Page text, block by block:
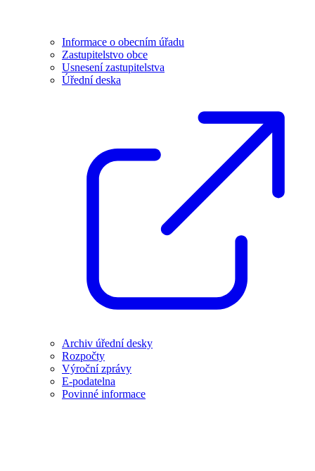
Informace o obecním úřadu
Zastupitelstvo obce
Usnesení zastupitelstva
Úřední deska
Archiv úřední desky
Rozpočty
Výroční zprávy
E-podatelna
Povinné informace